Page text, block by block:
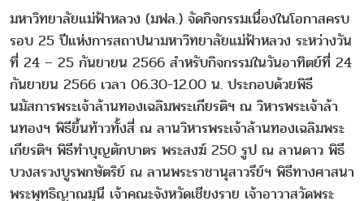
มหาวิทยาลัยแม่ฟ้าหลวง (มฟล.) จัดกิจกรรมเนื่องในโอกาสครบ
รอบ 25 ปีแห่งการสถาปนามหาวิทยาลัยแม่ฟ้าหลวง ระหว่างวัน
ที่ 24 – 25 กันยายน 2566 สำหรับกิจกรรมในวันอาทิตย์ที่ 24
กันยายน 2566 เวลา 06.30-12.00 น. ประกอบด้วยพิธี
นมัสการพระเจ้าล้านทองเฉลิมพระเกียรติฯ ณ วิหารพระเจ้าล้า
นทองฯ พิธีขึ้นท้าวทั้งสี่ ณ ลานวิหารพระเจ้าล้านทองเฉลิมพระ
เกียรติฯ พิธีทำบุญตักบาตร พระสงฆ์ 250 รูป ณ ลานดาว พิธี
บวงสรวงบูรพกษัตริย์ ณ ลานพระราชานุสาวรีย์ฯ พิธีทางศาสนา
พระพุทธิญาณมุนี เจ้าคณะจังหวัดเชียงราย เจ้าอาวาสวัดพระ